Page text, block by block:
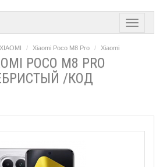
XIAOMI Xiaomi Poco M8 Pro Xiaomi
POCO M8 PRO
/КОД